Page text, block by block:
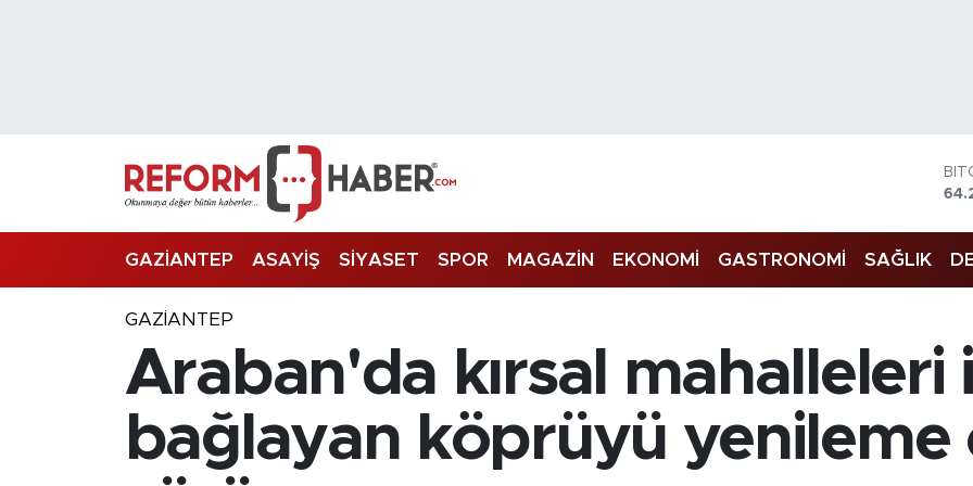
GAZİANTEP ASAYİŞ SİYASET SPOR MAGAZİN EKONOMİ GASTRONOMİ SAĞLIK
GAZIANTEP
Araban'da kırsal mahalleleri
bağlayan köprüyü yenileme
Trafik Durumu
Süper Lig Puan Durumu ve Fikstür
Son Dakika Haberleri
Haber Arşivi